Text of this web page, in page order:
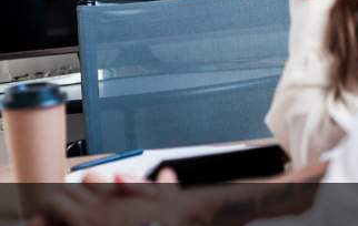
Oferta de empleo Oferta